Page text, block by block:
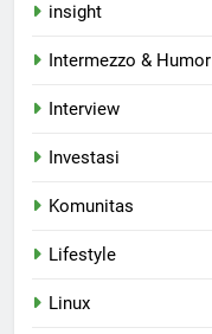
insight
Intermezzo & Humor
Interview
Investasi
Komunitas
Lifestyle
Linux